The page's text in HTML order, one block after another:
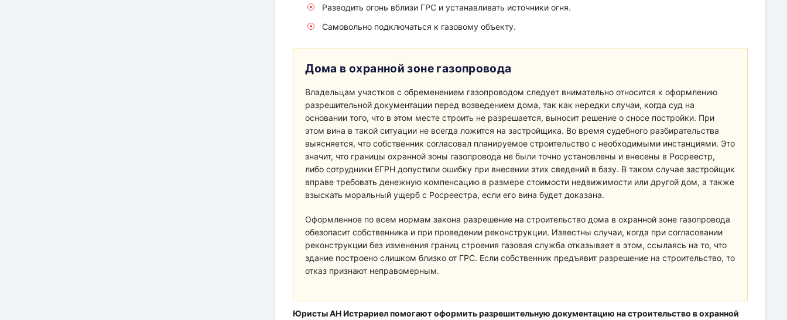
Разводить огонь вблизи ГРС и устанавливать источники огня.
Самовольно подключаться к газовому объекту.
Дома в охранной зоне газопровода
Владельцам участков с обременением газопроводом следует внимательно относится к оформлению
разрешительной документации перед возведением дома, так как нередки случаи, когда суд на
основании того, что в этом месте строить не разрешается, выносит решение о сносе постройки. При
этом вина в такой ситуации не всегда ложится на застройщика. Во время судебного разбирательства
выясняется, что собственник согласовал планируемое строительство с необходимыми инстанциями. Это
значит, что границы охранной зоны газопровода не были точно установлены и внесены в Росреестр,
либо сотрудники ЕГРН допустили ошибку при внесении этих сведений в базу. В таком случае застройщик
вправе требовать денежную компенсацию в размере стоимости недвижимости или другой дом, а также
взыскать моральный ущерб с Росреестра, если его вина будет доказана.
Оформленное по всем нормам закона разрешение на строительство дома в охранной зоне газопровода
обезопасит собственника и при проведении реконструкции. Известны случаи, когда при согласовании
реконструкции без изменения границ строения газовая служба отказывает в этом, ссылаясь на то, что
здание построено слишком близко от ГРС. Если собственник предъявит разрешение на строительство, то
отказ признают неправомерным.
Юристы АН Истрариел помогают оформить разрешительную документацию на строительство в охранной